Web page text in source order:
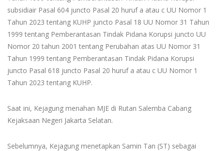
subsidiair Pasal 604 juncto Pasal 20 huruf a atau c UU Nomor 1
Tahun 2023 tentang KUHP juncto Pasal 18 UU Nomor 31 Tahun
1999 tentang Pemberantasan Tindak Pidana Korupsi juncto UU
Nomor 20 tahun 2001 tentang Perubahan atas UU Nomor 31
Tahun 1999 tentang Pemberantasan Tindak Pidana Korupsi
juncto Pasal 618 juncto Pasal 20 huruf a atau c UU Nomor 1
Tahun 2023 tentang KUHP.
Saat ini, Kejagung menahan MJE di Rutan Salemba Cabang
Kejaksaan Negeri Jakarta Selatan.
Sebelumnya, Kejagung menetapkan Samin Tan (ST) sebagai